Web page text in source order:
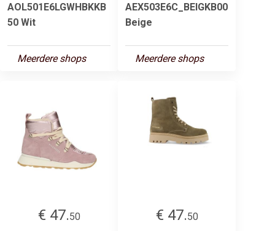
AOL501E6LGWHBKKB
50 Wit
Meerdere shops
AEX503E6C_BEIGKB00
Beige
Meerdere shops
€ 47.50
€ 47.50